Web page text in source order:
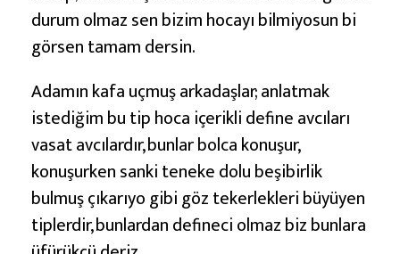
durum olmaz sen bizim hocayı bilmiyosun bi
görsen tamam dersin.
Adamın kafa uçmuş arkadaşlar; anlatmak
istediğim bu tip hoca içerikli define avcıları
vasat avcılardır, bunlar bolca konuşur,
konuşurken sanki teneke dolu beşibirlik
bulmuş çıkarıyo gibi göz tekerlekleri büyüyen
tiplerdir, bunlardan defineci olmaz biz bunlara